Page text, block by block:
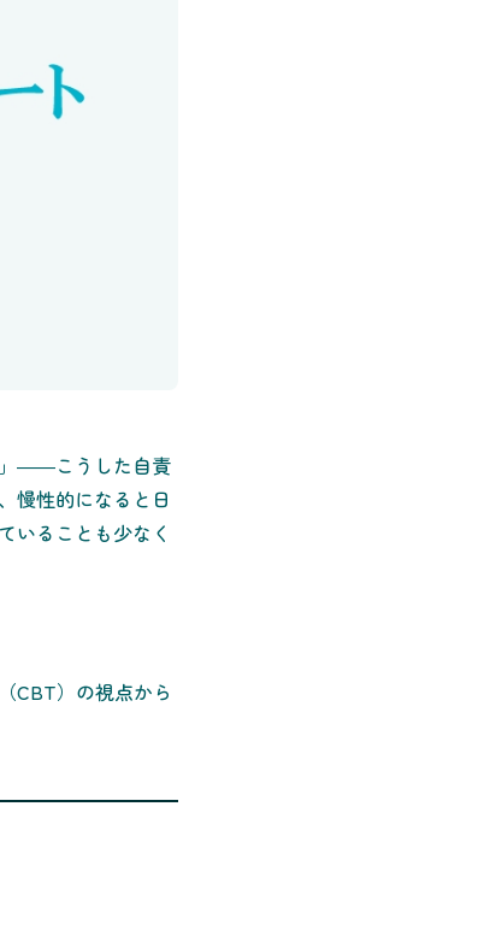
」――こうした自責
慢性的になると日
いることも少なく
CBT）の視点から